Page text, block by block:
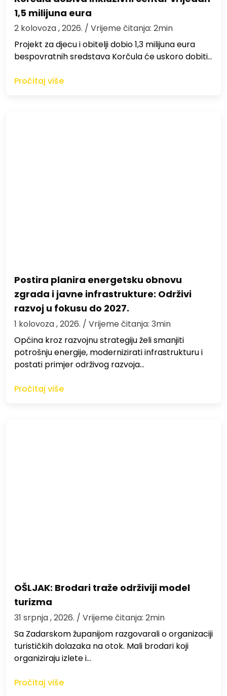
1,5 milijuna eura
2 kolovoza , 2026. / Vrijeme čitanja: 2min
Projekt za djecu i obitelji dobio 1,3 milijuna eura
bespovratnih sredstava Korčula će uskoro dobiti…
Pročitaj više
Postira planira energetsku obnovu
zgrada i javne infrastrukture: Održivi
razvoj u fokusu do 2027.
1 kolovoza , 2026. / Vrijeme čitanja: 3min
Općina kroz razvojnu strategiju želi smanjiti
potrošnju energije, modernizirati infrastrukturu i
postati primjer održivog razvoja…
Pročitaj više
OŠLJAK: Brodari traže održiviji model
turizma
31 srpnja , 2026. / Vrijeme čitanja: 2min
Sa Zadarskom županijom razgovarali o organizaciji
turističkih dolazaka na otok. Mali brodari koji
organiziraju izlete i…
Pročitaj više